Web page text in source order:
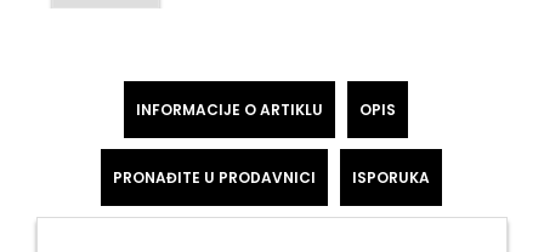
INFORMACIJE O ARTIKLU OPIS
PRONAĐITE U PRODAVNICI ISPORUKA